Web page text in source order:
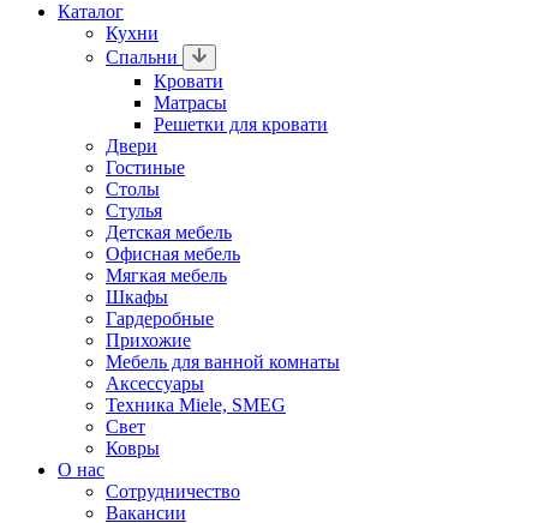
Каталог
Кухни
Спальни
Кровати
Матрасы
Решетки для кровати
Двери
Гостиные
Столы
Стулья
Детская мебель
Офисная мебель
Мягкая мебель
Шкафы
Гардеробные
Прихожие
Мебель для ванной комнаты
Аксессуары
Техника Miele, SMEG
Свет
Ковры
О нас
Сотрудничество
Вакансии